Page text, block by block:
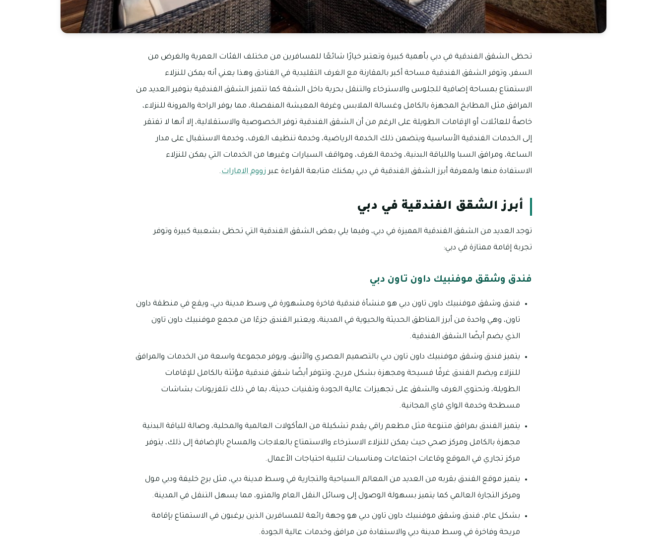
تحظى الشقق الفندقية في دبي بأهمية كبيرة وتعتبر خيارًا شائعًا للمسافرين من مختلف الفئات العمرية والغرض من
السفر، وتوفر الشقق الفندقية مساحة أكبر بالمقارنة مع الغرف التقليدية في الفنادق وهذا يعني أنه يمكن للنزلاء
الاستمتاع بمساحة إضافية للجلوس والاسترخاء والتنقل بحرية داخل الشقة كما تتميز الشقق الفندقية بتوفير العديد من
المرافق مثل المطابخ المجهزة بالكامل وغسالة الملابس وغرفة المعيشة المنفصلة، مما يوفر الراحة والمرونة للنزلاء،
خاصةً للعائلات أو الإقامات الطويلة على الرغم من أن الشقق الفندقية توفر الخصوصية والاستقلالية، إلا أنها لا تفتقر
إلى الخدمات الفندقية الأساسية ويتضمن ذلك الخدمة الرياضية، وخدمة تنظيف الغرف، وخدمة الاستقبال على مدار
الساعة، ومرافق السبا واللياقة البدنية، وخدمة الغرف، ومواقف السيارات وغيرها من الخدمات التي يمكن للنزلاء
الاستفادة منها ولمعرفة أبرز الشقق الفندقية في دبي يمكنك متابعة القراءة عبر زووم الامارات.
أبرز الشقق الفندقية في دبي
توجد العديد من الشقق الفندقية المميزة في دبي، وفيما يلي بعض الشقق الفندقية التي تحظى بشعبية كبيرة وتوفر
تجربة إقامة ممتازة في دبي:
فندق وشقق موفنبيك داون تاون دبي
فندق وشقق موفنبيك داون تاون دبي هو منشأة فندقية فاخرة ومشهورة في وسط مدينة دبي، ويقع في منطقة داون
تاون، وهي واحدة من أبرز المناطق الحديثة والحيوية في المدينة، ويعتبر الفندق جزءًا من مجمع موفنبيك داون تاون
الذي يضم أيضًا الشقق الفندقية.
يتميز فندق وشقق موفنبيك داون تاون دبي بالتصميم العصري والأنيق، ويوفر مجموعة واسعة من الخدمات والمرافق
للنزلاء ويضم الفندق غرفًا فسيحة ومجهزة بشكل مريح، وتتوفر أيضًا شقق فندقية مؤثثة بالكامل للإقامات
الطويلة، وتحتوي الغرف والشقق على تجهيزات عالية الجودة وتقنيات حديثة، بما في ذلك تلفزيونات بشاشات
مسطحة وخدمة الواي فاي المجانية.
يتميز الفندق بمرافق متنوعة مثل مطعم راقي يقدم تشكيلة من المأكولات العالمية والمحلية، وصالة للياقة البدنية
مجهزة بالكامل ومركز صحي حيث يمكن للنزلاء الاسترخاء والاستمتاع بالعلاجات والمساج بالإضافة إلى ذلك، يتوفر
مركز تجاري في الموقع وقاعات اجتماعات ومناسبات لتلبية احتياجات الأعمال.
يتميز موقع الفندق بقربه من العديد من المعالم السياحية والتجارية في وسط مدينة دبي، مثل برج خليفة ودبي مول
ومركز التجارة العالمي كما يتميز بسهولة الوصول إلى وسائل النقل العام والمترو، مما يسهل التنقل في المدينة.
بشكل عام، فندق وشقق موفنبيك داون تاون دبي هو وجهة رائعة للمسافرين الذين يرغبون في الاستمتاع بإقامة
مريحة وفاخرة في وسط مدينة دبي والاستفادة من مرافق وخدمات عالية الجودة.